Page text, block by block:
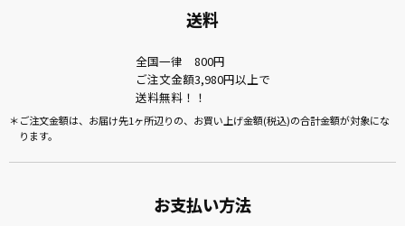
送料
全国一律 800円
ご注文金額3,980円以上で
送料無料！！
ご注文金額は、お届け先1ヶ所辺りの、お買い上げ金額(税込)の合計金額が対象にな
ります。
お支払い方法